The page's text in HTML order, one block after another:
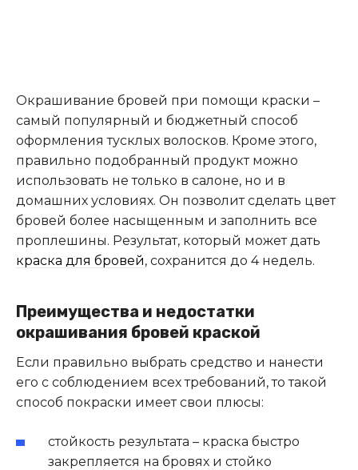
Окрашивание бровей при помощи краски –
самый популярный и бюджетный способ
оформления тусклых волосков. Кроме этого,
правильно подобранный продукт можно
использовать не только в салоне, но и в
домашних условиях. Он позволит сделать цвет
бровей более насыщенным и заполнить все
проплешины. Результат, который может дать
краска для бровей, сохранится до 4 недель.
Преимущества и недостатки
окрашивания бровей краской
Если правильно выбрать средство и нанести
его с соблюдением всех требований, то такой
способ покраски имеет свои плюсы:
стойкость результата – краска быстро
закрепляется на бровях и стойко